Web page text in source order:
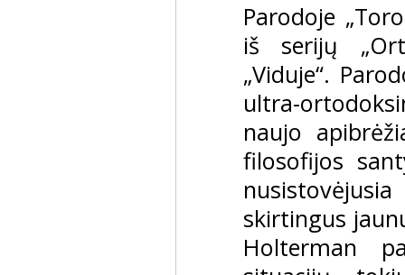
Parodoje
iš serijų
„Viduje“.
ultra-
naujo
filosofijos
skirtingus
Holterman